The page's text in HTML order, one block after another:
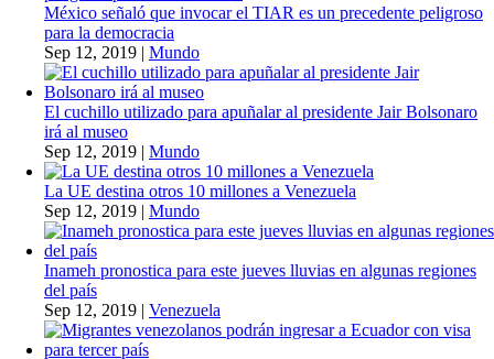
México señaló que invocar el TIAR es un precedente peligroso
para la democracia
Sep 12, 2019 | Mundo
El cuchillo utilizado para apuñalar al presidente Jair Bolsonaro
irá al museo
Sep 12, 2019 | Mundo
La UE destina otros 10 millones a Venezuela
Sep 12, 2019 | Mundo
Inameh pronostica para este jueves lluvias en algunas regiones
del país
Sep 12, 2019 | Venezuela